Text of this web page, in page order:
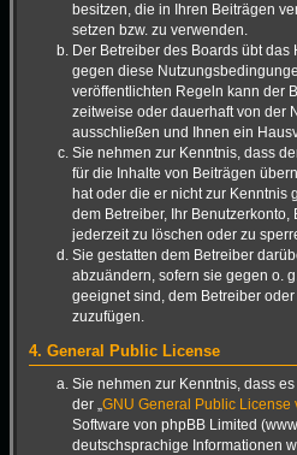
besitzen, die in Ihren Beiträgen
setzen bzw. zu verwenden.
Der Betreiber des Boards übt das
gegen diese
veröffentlichten Regeln kann der
zeitweise oder dauerhaft von der
ausschließen und Ihnen ein
Sie nehmen zur Kenntnis, dass
für die Inhalte von Beiträgen
hat oder die er nicht zur Kenntnis
dem Betreiber, Ihr Benutzerkonto,
jederzeit zu löschen oder zu
Sie gestatten dem Betreiber
abzuändern, sofern sie gegen o.
geeignet sind, dem Betreiber
zuzufügen.
4. General Public License
Sie nehmen zur Kenntnis, dass
der „ GNU General Public License
Software von phpBB Limited
deutschsprachige Informationen